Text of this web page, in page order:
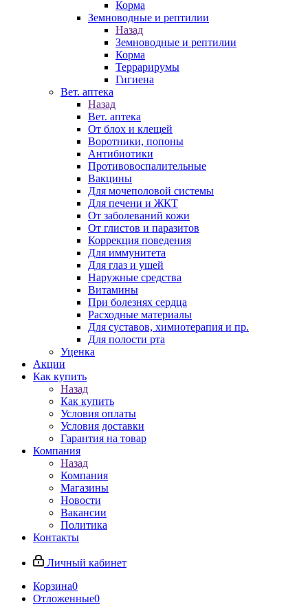
Корма
Земноводные и рептилии
Назад
Земноводные и рептилии
Корма
Террарирумы
Гигиена
Вет. аптека
Назад
Вет. аптека
От блох и клещей
Воротники, попоны
Антибиотики
Противовоспалительные
Вакцины
Для мочеполовой системы
Для печени и ЖКТ
От заболеваний кожи
От глистов и паразитов
Коррекция поведения
Для иммунитета
Для глаз и ушей
Наружные средства
Витамины
При болезнях сердца
Расходные материалы
Для суставов, химиотерапия и пр.
Для полости рта
Уценка
Акции
Как купить
Назад
Как купить
Условия оплаты
Условия доставки
Гарантия на товар
Компания
Назад
Компания
Магазины
Новости
Вакансии
Политика
Контакты
Личный кабинет
Корзина0
Отложенные0